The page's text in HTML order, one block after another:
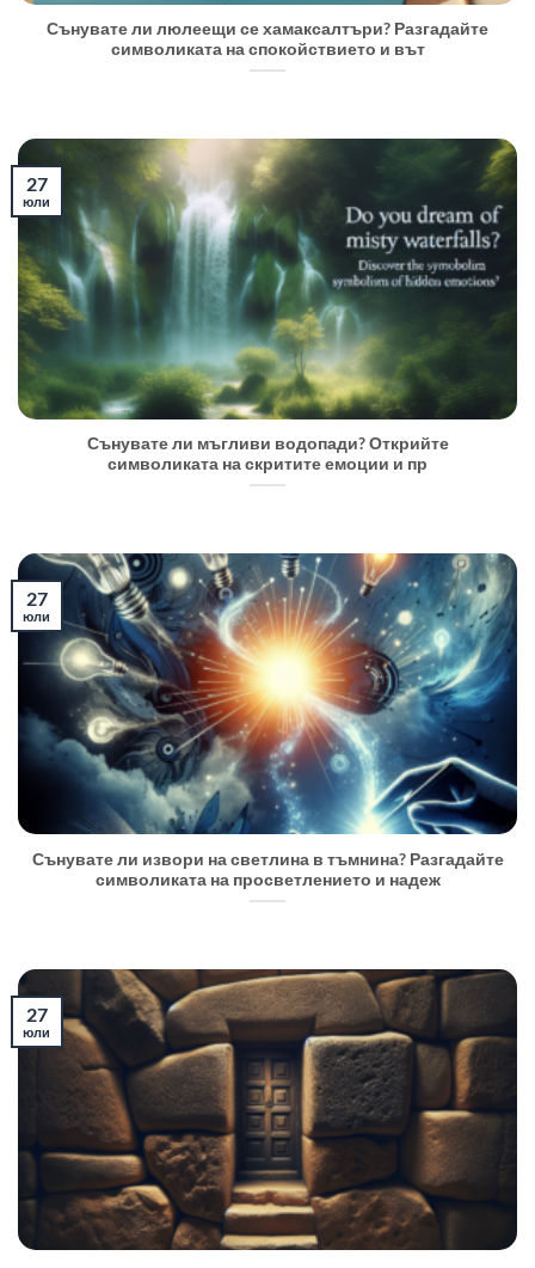
Сънувате ли люлеещи се хамаксалтъри? Разгадайте
символиката на спокойствието и вът
Сънувате ли мъгливи водопади? Открийте
символиката на скритите емоции и пр
27
юли
Сънувате ли извори на светлина в тъмнина? Разгадайте
символиката на просветлението и надеж
27
юли
27
юли